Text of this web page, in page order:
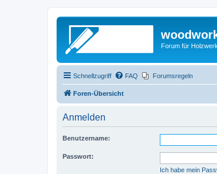
Forum für
Schnellzugriff FAQ Forumsregeln
Foren-Übersicht
Anmelden
Benutzername:
Passwort:
Ich habe mein